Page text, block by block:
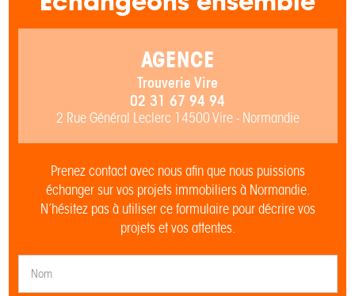
AGENCE
Trouverie Vire
02 31 67 94 94
2 Rue Général Leclerc 14500 Vire - Normandie
Prenez contact avec nous afin que nous puissions
échanger sur vos projets immobiliers à Normandie.
N’hésitez pas à utiliser ce formulaire pour décrire vos
projets et vos attentes.